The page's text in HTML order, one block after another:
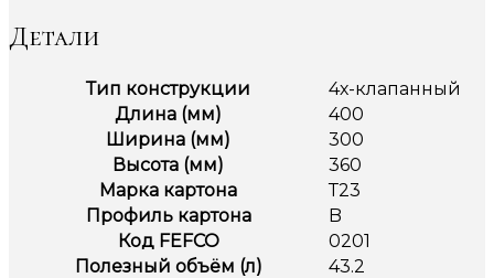
Детали
Тип конструкции
4х-клапанный
Длина (мм)
400
Ширина (мм)
300
Высота (мм)
360
Марка картона
Т23
Профиль картона
B
Код FEFCO
0201
Полезный объём (л)
43.2